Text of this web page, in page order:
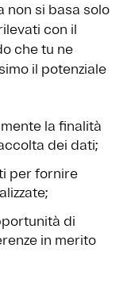
non si basa solo
con il
che tu ne
il potenziale
la finalità
dei dati;
per fornire
di
in merito